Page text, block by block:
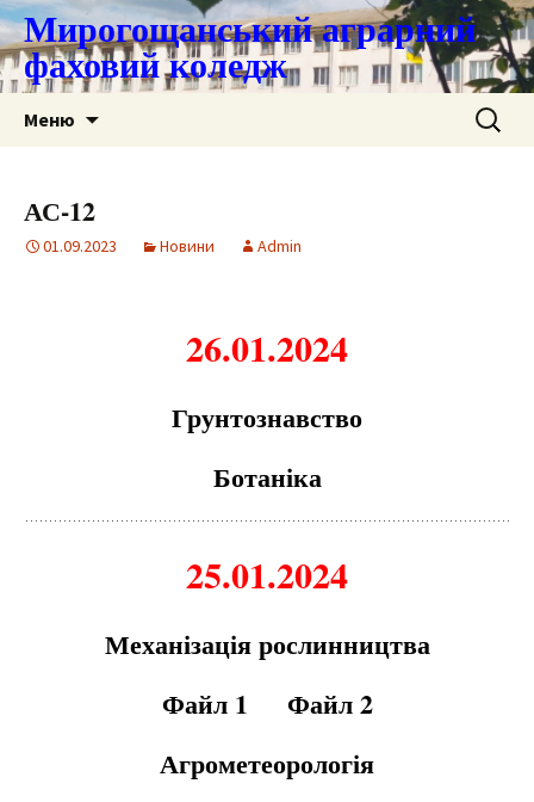
Мирогощанський аграрний
фаховий коледж
Меню Пошук:
АС-12
01.09.2023 Новини Admin
26.01.2024
Грунтознавство
Ботаніка
25.01.2024
Механізація рослинництва
Файл 1
Файл 2
Агрометеорологія